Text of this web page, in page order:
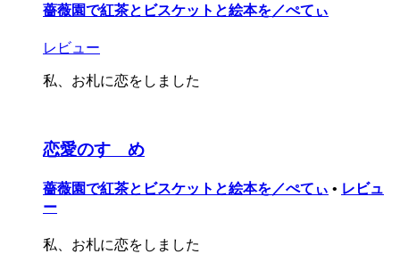
薔薇園で紅茶とビスケットと絵本を／ぺてぃ
レビュー
私、お札に恋をしました
恋愛のすゝめ
薔薇園で紅茶とビスケットと絵本を／ぺてぃ • レビュ
ー
私、お札に恋をしました